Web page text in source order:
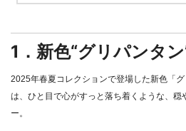
新色“グリパンタン”の
エルメスのグレーを比
ンタン”の奥ゆかしさ
ボリード25 × グリパン
1．新色“グリパンタ
2025年春夏コレクションで登場した新色「グ
は、ひと目で心がすっと落ち着くような、穏
ー。